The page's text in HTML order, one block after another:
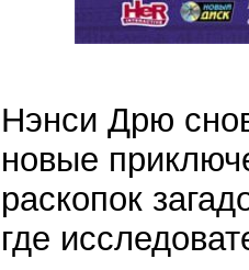
Нэнси Дрю
новые
раскопок
где